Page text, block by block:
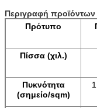
Περιγραφή προϊόντων
Πρότυπο
Πίσσα (χιλ.)
Πυκνότητα
(σημείο/sqm)